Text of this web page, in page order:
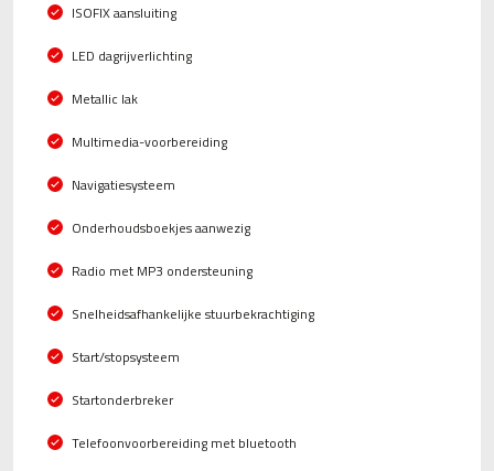
ISOFIX aansluiting
LED dagrijverlichting
Metallic lak
Multimedia-voorbereiding
Navigatiesysteem
Onderhoudsboekjes aanwezig
Radio met MP3 ondersteuning
Snelheidsafhankelijke stuurbekrachtiging
Start/stopsysteem
Startonderbreker
Telefoonvoorbereiding met bluetooth